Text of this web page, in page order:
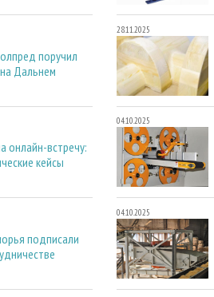
поручил
Дальнем
онлайн-встречу:
кейсы
подписали
28.11.2025
04.10.2025
04.10.2025